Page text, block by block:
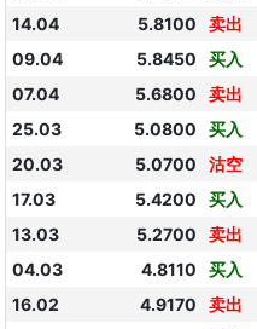
14.04
5.8100 卖出
09.04
5.8450 买入
07.04
5.6800 卖出
25.03
5.0800 买入
20.03
5.0700 沽空
17.03
5.4200 买入
13.03
5.2700 卖出
04.03
4.8110 买入
16.02
4.9170 卖出